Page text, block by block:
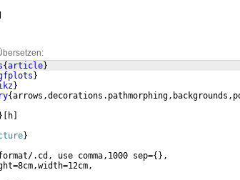
{article}
}
}
{
} h
}
.cd, use comma,1000 sep={ } ,